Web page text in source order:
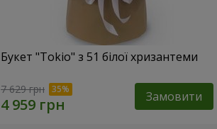
Букет "Tokio" з 51 білої хризантеми
7 629 грн Замовити